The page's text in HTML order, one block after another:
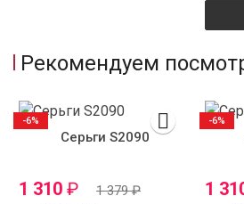
Рекомендуем
Серьги S2090
1 310 ₽ 1 379₽
-6%
1
-6%